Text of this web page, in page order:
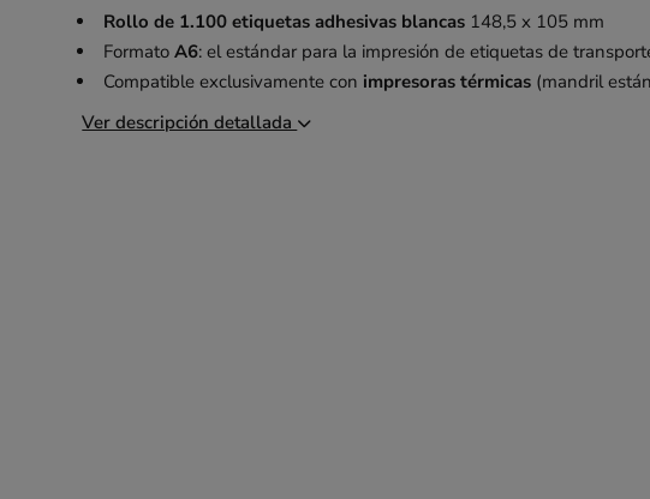
Rollo de 1.100 etiquetas adhesivas blancas148,5 x 105 mm
Formato A6: el estándar para la impresión de etiquetas de
Compatible exclusivamente con impresoras térmicas(mandril
Ver descripción detallada